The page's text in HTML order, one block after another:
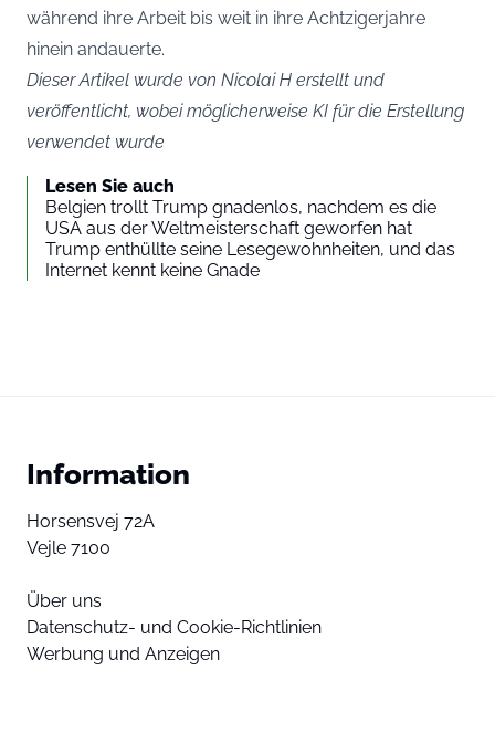
während ihre Arbeit bis weit in ihre Achtzigerjahre
hinein andauerte.
Dieser Artikel wurde von Nicolai H erstellt und
veröffentlicht, wobei möglicherweise KI für die Erstellung
verwendet wurde
Lesen Sie auch
Belgien trollt Trump gnadenlos, nachdem es die
USA aus der Weltmeisterschaft geworfen hat
Trump enthüllte seine Lesegewohnheiten, und das
Internet kennt keine Gnade
Information
Horsensvej 72A
Vejle 7100
Über uns
Datenschutz- und Cookie-Richtlinien
Werbung und Anzeigen